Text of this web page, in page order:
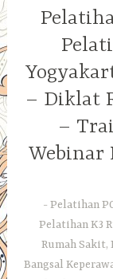
– Diklat
–
Webinar
Pelatihan
Pelatihan K3
Rumah Sakit,
Bangsal